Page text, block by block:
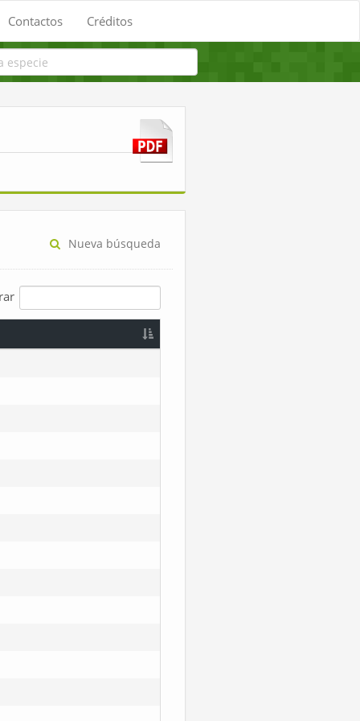
Contactos Créditos
Nueva búsqueda